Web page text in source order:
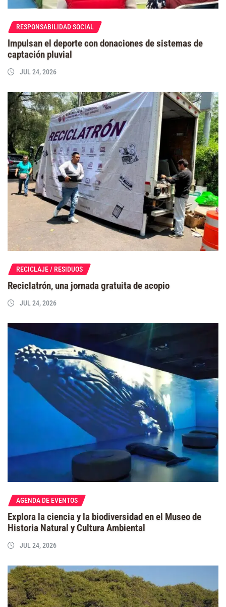
RESPONSABILIDAD SOCIAL
Impulsan el deporte con donaciones de sistemas de
captación pluvial
JUL 24, 2026
RECICLAJE / RESIDUOS
Reciclatrón, una jornada gratuita de acopio
JUL 24, 2026
AGENDA DE EVENTOS
Explora la ciencia y la biodiversidad en el Museo de
Historia Natural y Cultura Ambiental
JUL 24, 2026